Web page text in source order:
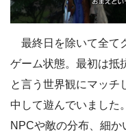
最終日を除いて全て
ゲーム状態。最初は抵
と言う世界観にマッチ
中して遊んでいました
NPCや敵の分布、細